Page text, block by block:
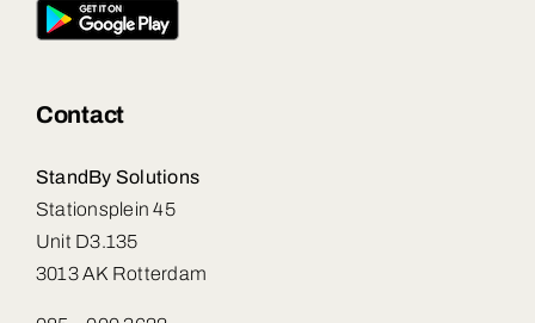
Contact
StandBy Solutions
Stationsplein 45
Unit D3.135
3013 AK Rotterdam